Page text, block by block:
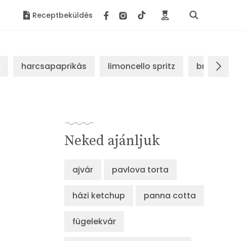
Receptbeküldés
harcsapaprikás limoncello spritz brassói
Neked ajánljuk
ajvár pavlova torta
házi ketchup panna cotta
fügelekvár